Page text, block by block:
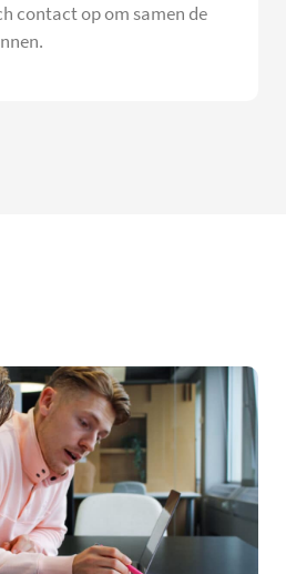
contact op om samen de